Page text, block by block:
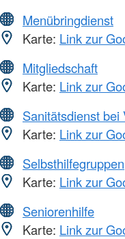
Menübringdienst
Karte: Link zur
Mitgliedschaft
Karte: Link zur
Sanitätsdienst bei
Karte: Link zur
Selbsthilfegruppen
Karte: Link zur
Seniorenhilfe
Karte: Link zur